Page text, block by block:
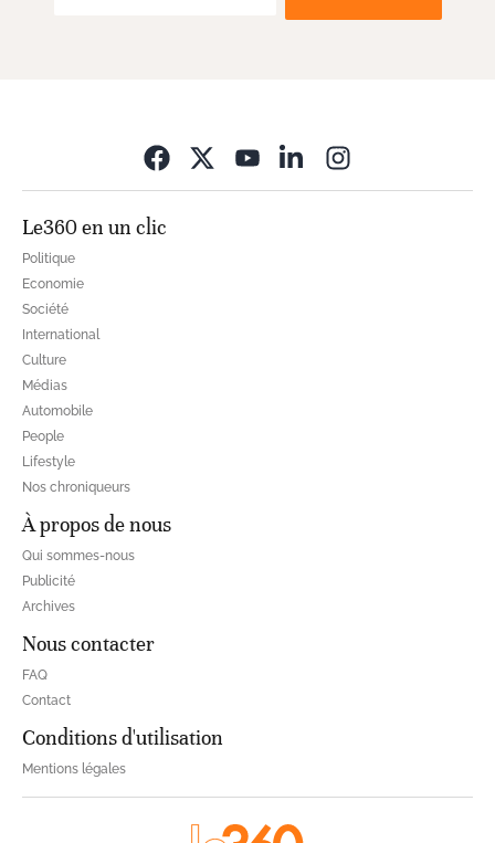
Le360 en un clic
Politique
Economie
Société
International
Culture
Médias
Automobile
People
Lifestyle
Nos chroniqueurs
À propos de nous
Qui sommes-nous
Publicité
Archives
Nous contacter
FAQ
Contact
Conditions d'utilisation
Mentions légales